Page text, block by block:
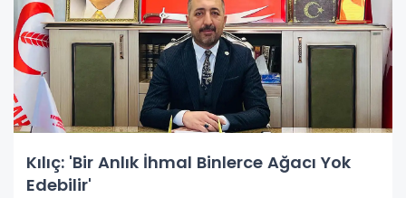
Kılıç: 'Bir Anlık İhmal Binlerce Ağacı Yok
Edebilir'